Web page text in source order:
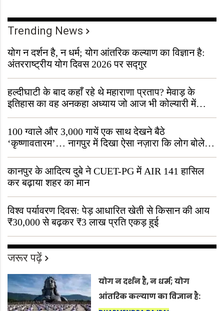
Trending News
योग न दर्शन है, न धर्म; योग आंतरिक कल्याण का विज्ञान है:
अंतरराष्ट्रीय योग दिवस 2026 पर सद्गुर
हल्दीघाटी के बाद कहाँ रहे थे महाराणा प्रताप? मेवाड़ के
इतिहास का वह अनकहा अध्याय जो आज भी कोल्यारी में
जीवित है
100 ग्वाले और 3,000 गायें एक साथ देखने बैठे
‘कृष्णावतारम’… नागपुर में दिखा ऐसा नज़ारा कि लोग बोले,
“ऐसा तो सिर्फ़ कृष्ण ही कर सकते हैं”
कानपुर के आदित्य दुबे ने CUET-PG में AIR 141 हासिल
कर बढ़ाया शहर का मान
विश्व पर्यावरण दिवस: पेड़ आधारित खेती से किसान की आय
₹30,000 से बढ़कर ₹3 लाख प्रति एकड़ हुई
जरूर पढ़ें
योग न दर्शन है, न धर्म; योग
आंतरिक कल्याण का विज्ञान है: